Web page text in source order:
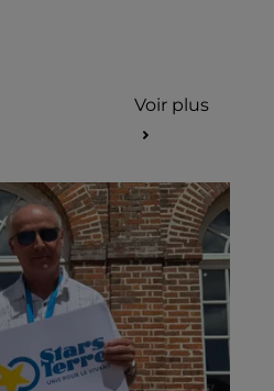
Voir plus